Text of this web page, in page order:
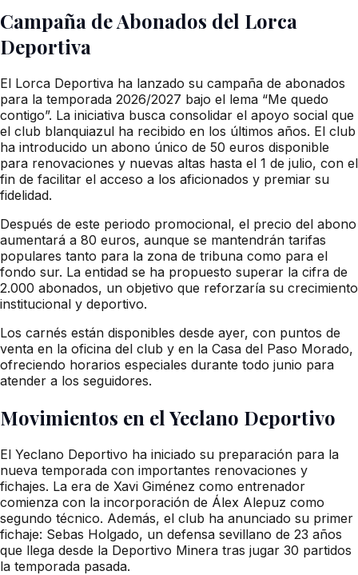
Campaña de Abonados del Lorca
Deportiva
El Lorca Deportiva ha lanzado su campaña de abonados
para la temporada 2026/2027 bajo el lema “Me quedo
contigo”. La iniciativa busca consolidar el apoyo social que
el club blanquiazul ha recibido en los últimos años. El club
ha introducido un abono único de 50 euros disponible
para renovaciones y nuevas altas hasta el 1 de julio, con el
fin de facilitar el acceso a los aficionados y premiar su
fidelidad.
Después de este periodo promocional, el precio del abono
aumentará a 80 euros, aunque se mantendrán tarifas
populares tanto para la zona de tribuna como para el
fondo sur. La entidad se ha propuesto superar la cifra de
2.000 abonados, un objetivo que reforzaría su crecimiento
institucional y deportivo.
Los carnés están disponibles desde ayer, con puntos de
venta en la oficina del club y en la Casa del Paso Morado,
ofreciendo horarios especiales durante todo junio para
atender a los seguidores.
Movimientos en el Yeclano Deportivo
El Yeclano Deportivo ha iniciado su preparación para la
nueva temporada con importantes renovaciones y
fichajes. La era de Xavi Giménez como entrenador
comienza con la incorporación de Álex Alepuz como
segundo técnico. Además, el club ha anunciado su primer
fichaje: Sebas Holgado, un defensa sevillano de 23 años
que llega desde la Deportivo Minera tras jugar 30 partidos
la temporada pasada.